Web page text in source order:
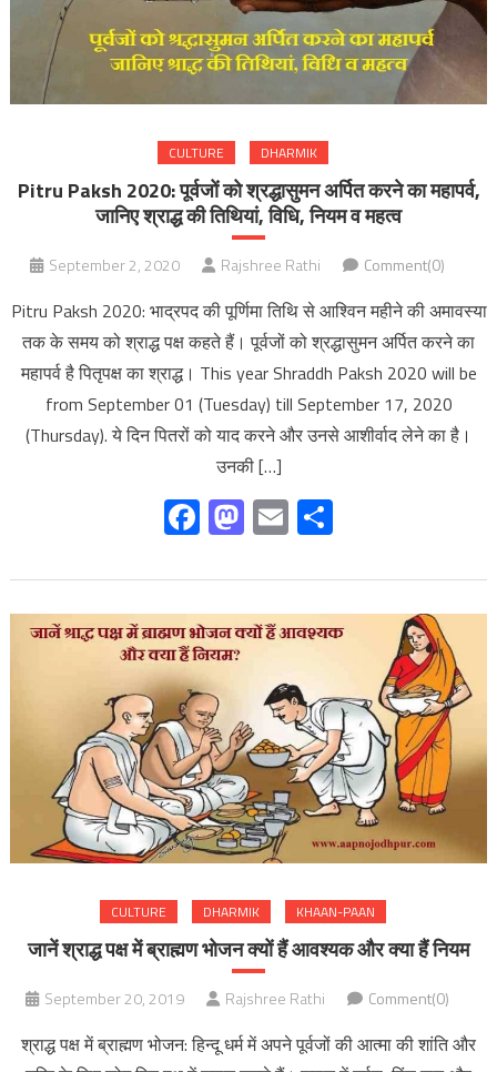
CULTURE DHARMIK
Pitru Paksh 2020: पूर्वजों को श्रद्धासुमन अर्पित करने का महापर्व,
जानिए श्राद्ध की तिथियां, विधि, नियम व महत्व
September 2, 2020 Rajshree Rathi Comment(0)
Pitru Paksh 2020: भाद्रपद की पूर्णिमा तिथि से आश्विन महीने की अमावस्या
तक के समय को श्राद्ध पक्ष कहते हैं। पूर्वजों को श्रद्धासुमन अर्पित करने का
महापर्व है पितृपक्ष का श्राद्ध। This year Shraddh Paksh 2020 will be
from September 01 (Tuesday) till September 17, 2020
(Thursday). ये दिन पितरों को याद करने और उनसे आशीर्वाद लेने का है।
उनकी […]
Facebook
Mastodon
Email
CULTURE DHARMIK KHAAN-PAAN
जानें श्राद्ध पक्ष में ब्राह्मण भोजन क्यों हैं आवश्यक और क्या हैं नियम
September 20, 2019 Rajshree Rathi Comment(0)
श्राद्ध पक्ष में ब्राह्मण भोजन: हिन्दू धर्म में अपने पूर्वजों की आत्मा की शांति और